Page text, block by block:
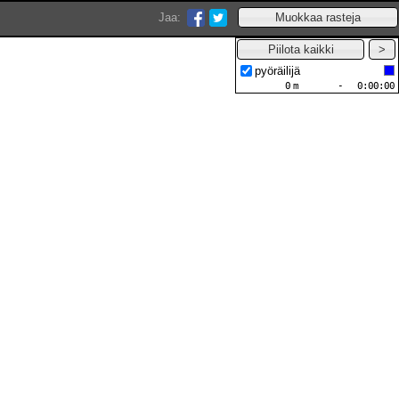
Jaa:
pyöräilijä
0:00:00
-
0 m